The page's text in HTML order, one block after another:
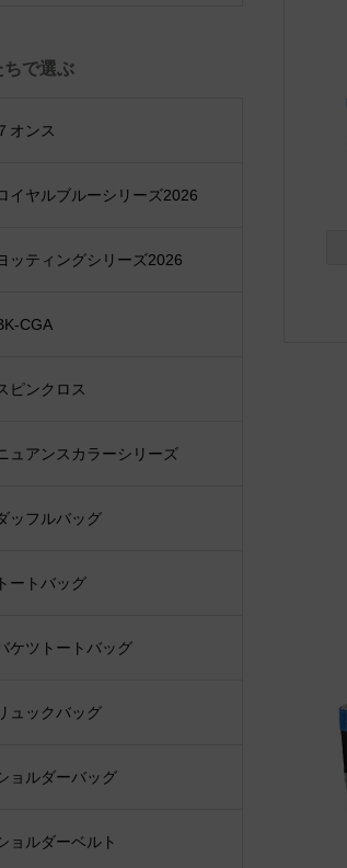
ちで選ぶ
７オンス
イヤルブルーシリーズ2026
ッティングシリーズ2026
CGA
ピンクロス
ュアンスカラーシリーズ
ッフルバッグ
トートバッグ
ケツトートバッグ
ュックバッグ
ョルダーバッグ
ョルダーベルト